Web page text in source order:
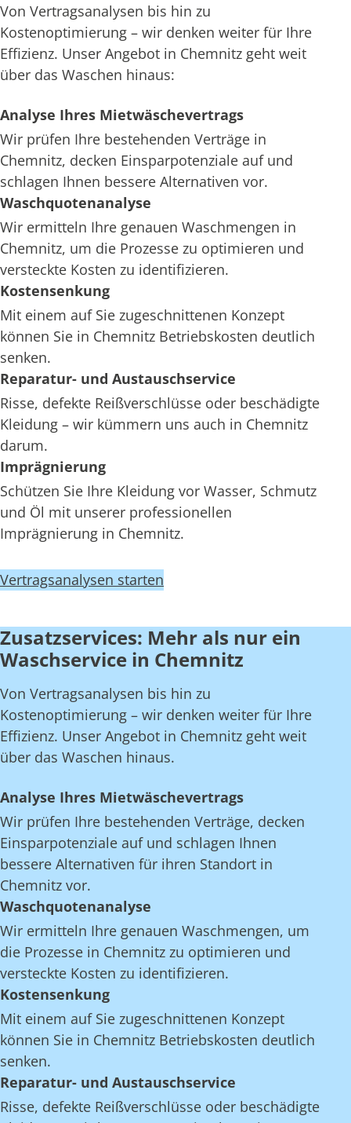
Von Vertragsanalysen bis hin zu
Kostenoptimierung – wir denken weiter für Ihre
Effizienz. Unser Angebot in Chemnitz geht weit
über das Waschen hinaus:
Analyse Ihres Mietwäschevertrags
Wir prüfen Ihre bestehenden Verträge in
Chemnitz, decken Einsparpotenziale auf und
schlagen Ihnen bessere Alternativen vor.
Waschquotenanalyse
Wir ermitteln Ihre genauen Waschmengen in
Chemnitz, um die Prozesse zu optimieren und
versteckte Kosten zu identifizieren.
Kostensenkung
Mit einem auf Sie zugeschnittenen Konzept
können Sie in Chemnitz Betriebskosten deutlich
senken.
Reparatur- und Austauschservice
Risse, defekte Reißverschlüsse oder beschädigte
Kleidung – wir kümmern uns auch in Chemnitz
darum.
Imprägnierung
Schützen Sie Ihre Kleidung vor Wasser, Schmutz
und Öl mit unserer professionellen
Imprägnierung in Chemnitz.
Vertragsanalysen starten
Zusatzservices: Mehr als nur ein
Waschservice in Chemnitz
Von Vertragsanalysen bis hin zu
Kostenoptimierung – wir denken weiter für Ihre
Effizienz. Unser Angebot in Chemnitz geht weit
über das Waschen hinaus.
Analyse Ihres Mietwäschevertrags
Wir prüfen Ihre bestehenden Verträge, decken
Einsparpotenziale auf und schlagen Ihnen
bessere Alternativen für ihren Standort in
Chemnitz vor.
Waschquotenanalyse
Wir ermitteln Ihre genauen Waschmengen, um
die Prozesse in Chemnitz zu optimieren und
versteckte Kosten zu identifizieren.
Kostensenkung
Mit einem auf Sie zugeschnittenen Konzept
können Sie in Chemnitz Betriebskosten deutlich
senken.
Reparatur- und Austauschservice
Risse, defekte Reißverschlüsse oder beschädigte